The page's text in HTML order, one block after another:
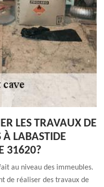
LES TRAVAUX DE
À LABASTIDE
31620?
au niveau des immeubles.
de réaliser des travaux de